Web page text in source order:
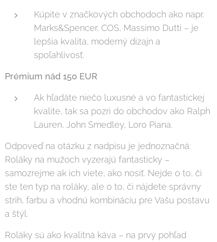
Kúpite v značkových obchodoch ako napr.
Marks&Spencer, COS, Massimo Dutti – je
lepšia kvalita, moderný dizajn a
spoľahlivosť.
Prémium nád 150 EUR
Ak hľadáte niečo luxusné a vo fantastickej
kvalite, tak sa pozri do obchodov ako Ralph
Lauren, John Smedley, Loro Piana.
Odpoveď na otázku z nadpisu je jednoznačná:
Roláky na mužoch vyzerajú fantasticky –
samozrejme ak ich viete, ako nosiť. Nejde o to, či
ste ten typ na roláky, ale o to, či nájdete správny
strih, farbu a vhodnú kombináciu pre Vašu postavu
a štýl.
Roláky sú ako kvalitná káva – na prvý pohľad